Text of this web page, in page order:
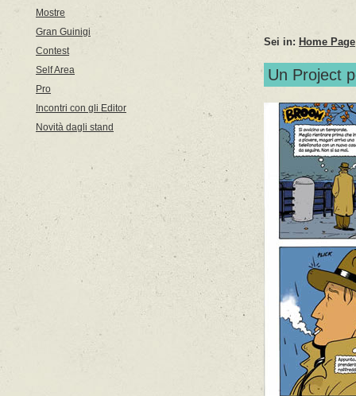
Mostre
Gran Guinigi
Contest
Self Area
Pro
Incontri con gli Editor
Novità dagli stand
Sei in: Home Page
Un Project